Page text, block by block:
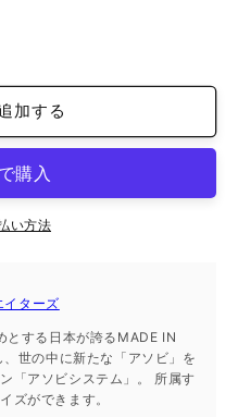
加する
い方法
イターズ
とする日本が誇るMADE IN
世の中に新たな「アソビ」を
「アソビシステム」。 所属す
ズができます。